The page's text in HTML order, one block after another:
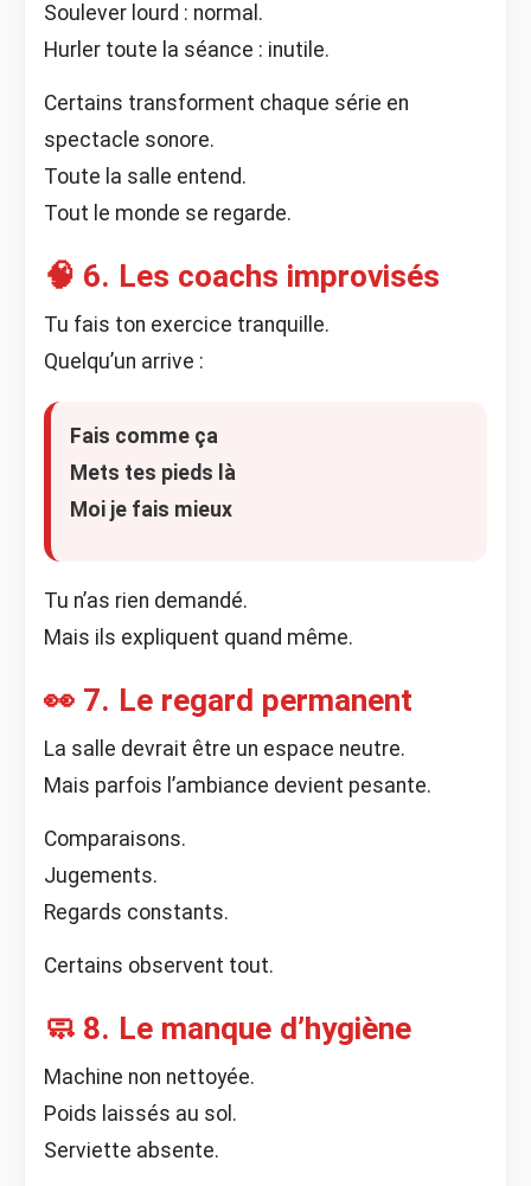
Soulever lourd : normal.
Hurler toute la séance : inutile.
Certains transforment chaque série en
spectacle sonore.
Toute la salle entend.
Tout le monde se regarde.
🧠 6. Les coachs improvisés
Tu fais ton exercice tranquille.
Quelqu’un arrive :
Fais comme ça
Mets tes pieds là
Moi je fais mieux
Tu n’as rien demandé.
Mais ils expliquent quand même.
👀 7. Le regard permanent
La salle devrait être un espace neutre.
Mais parfois l’ambiance devient pesante.
Comparaisons.
Jugements.
Regards constants.
Certains observent tout.
🧼 8. Le manque d’hygiène
Machine non nettoyée.
Poids laissés au sol.
Serviette absente.